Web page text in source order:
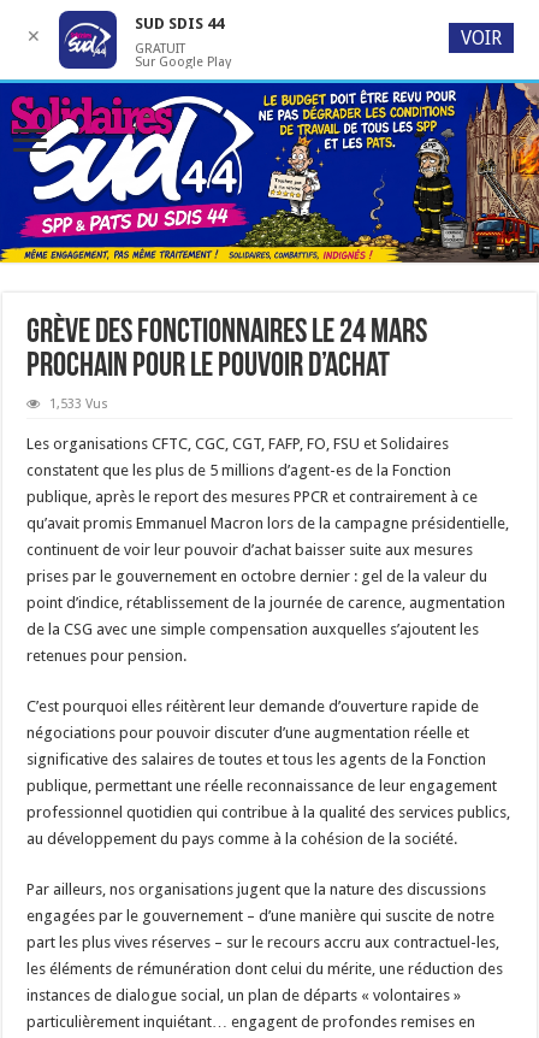
Grève des fonctionnaires le 24 mars
prochain pour le pouvoir d’achat
1,533 Vus
Les organisations CFTC, CGC, CGT, FAFP, FO, FSU et Solidaires
constatent que les plus de 5 millions d’agent-es de la Fonction
publique, après le report des mesures PPCR et contrairement à ce
qu’avait promis Emmanuel Macron lors de la campagne présidentielle,
continuent de voir leur pouvoir d’achat baisser suite aux mesures
prises par le gouvernement en octobre dernier : gel de la valeur du
point d’indice, rétablissement de la journée de carence, augmentation
de la CSG avec une simple compensation auxquelles s’ajoutent les
retenues pour pension.
C’est pourquoi elles réitèrent leur demande d’ouverture rapide de
négociations pour pouvoir discuter d’une augmentation réelle et
significative des salaires de toutes et tous les agents de la Fonction
publique, permettant une réelle reconnaissance de leur engagement
professionnel quotidien qui contribue à la qualité des services publics,
au développement du pays comme à la cohésion de la société.
Par ailleurs, nos organisations jugent que la nature des discussions
engagées par le gouvernement – d’une manière qui suscite de notre
part les plus vives réserves – sur le recours accru aux contractuel-les,
les éléments de rémunération dont celui du mérite, une réduction des
instances de dialogue social, un plan de départs « volontaires »
particulièrement inquiétant… engagent de profondes remises en
✕
SUD SDIS 44
GRATUIT
Sur Google Play
VOIR